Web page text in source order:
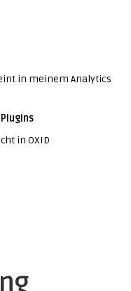
in meinem Analytics
in OXID